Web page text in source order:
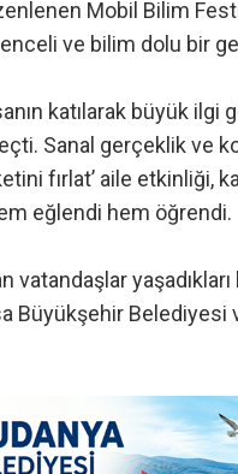
Mobil Bilim
ve bilim dolu bir
katılarak büyük
Sanal gerçeklik ve
fırlat’ aile etkinliği,
eğlendi hem öğrendi.
vatandaşlar
Büyükşehir Belediyesi